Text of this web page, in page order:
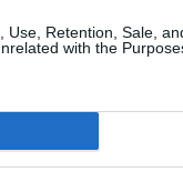
Use, Retention, Sale,
with the
για τους
καλύπτει όλη την
Ενότητα
της Περιφερειακής
ανάγκη στέγασης